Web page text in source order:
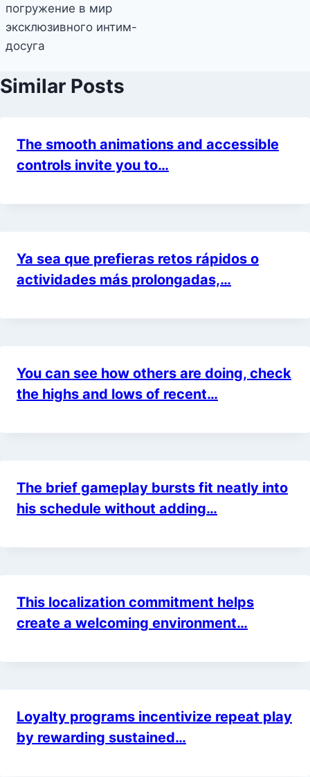
погружение в мир
эксклюзивного интим-
досуга
Similar Posts
The smooth animations and accessible
controls invite you to…
Ya sea que prefieras retos rápidos o
actividades más prolongadas,…
You can see how others are doing, check
the highs and lows of recent…
The brief gameplay bursts fit neatly into
his schedule without adding…
This localization commitment helps
create a welcoming environment…
Loyalty programs incentivize repeat play
by rewarding sustained…